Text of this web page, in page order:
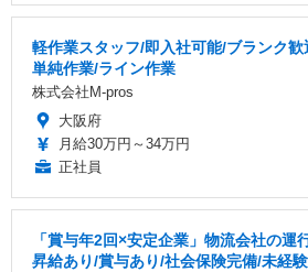
軽作業スタッフ/即入社可能/ブランク
単純作業/ライン作業
株式会社M-pros
大阪府
月給30万円～34万円
正社員
「賞与年2回×安定企業」物流会社の運
昇給あり/賞与あり/社会保険完備/未経